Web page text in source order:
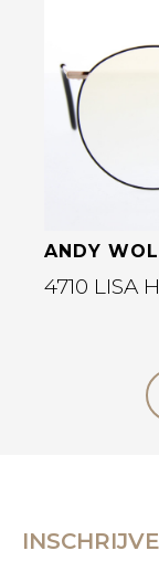
ANDY
4710 LISA